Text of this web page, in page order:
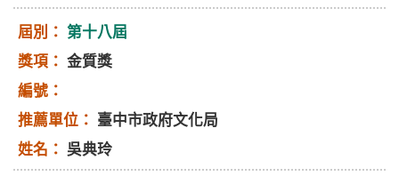
第十八屆
金質獎
臺中市政府文化局
吳典玲